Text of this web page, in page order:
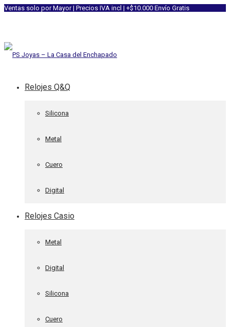
Ventas solo por Mayor | Precios IVA incl | +$10.000 Envío Gratis
Relojes Q&Q
Silicona
Metal
Cuero
Digital
Relojes Casio
Metal
Digital
Silicona
Cuero